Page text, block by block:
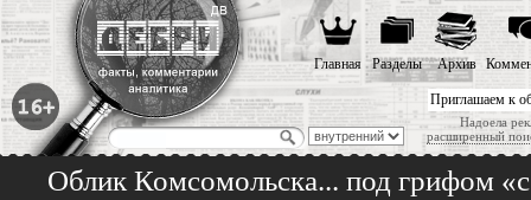
Приглашаем к
Надоела
расширенный
Главная Разделы Архив
Облик Комсомольска... под грифом